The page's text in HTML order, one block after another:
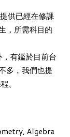
提供已經在修課
，所需科目的
有鑑於目前台
多，我們也提
。
Algebra